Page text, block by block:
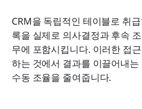
CRM을 독립적인 테이블로 취
록을 실제로 의사결정과 후속
무에 포함시킵니다. 이러한 접
하는 것에서 결과를 이끌어내
수동 조율을 줄여줍니다.